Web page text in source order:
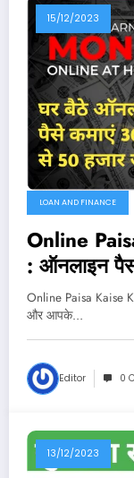
15/12/2023
LOAN AND FINANCE
Online
: ऑनलाइन
महीने घर
Online Paisa Kaise
और आपके…
Editor 0
13/12/2023